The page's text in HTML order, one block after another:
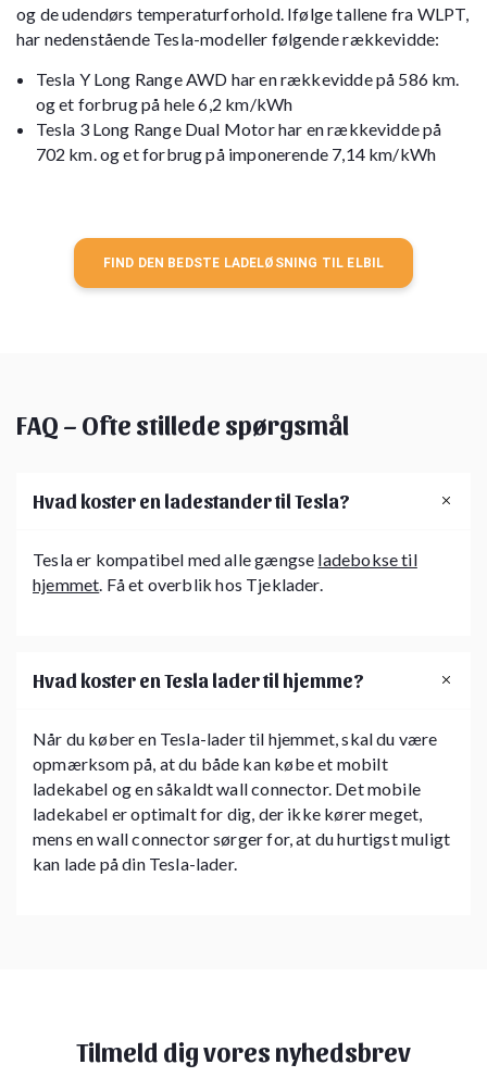
og de udendørs temperaturforhold. Ifølge tallene fra WLPT,
har nedenstående Tesla-modeller følgende rækkevidde:
Tesla Y Long Range AWD har en rækkevidde på 586 km.
og et forbrug på hele 6,2 km/kWh
Tesla 3 Long Range Dual Motor har en rækkevidde på
702 km. og et forbrug på imponerende 7,14 km/kWh
FIND DEN BEDSTE LADELØSNING TIL ELBIL
FAQ – Ofte stillede spørgsmål
Hvad koster en ladestander til Tesla?
Tesla er kompatibel med alle gængse ladebokse til
hjemmet . Få et overblik hos Tjeklader.
Hvad koster en Tesla lader til hjemme?
Når du køber en Tesla-lader til hjemmet, skal du være
opmærksom på, at du både kan købe et mobilt
ladekabel og en såkaldt wall connector. Det mobile
ladekabel er optimalt for dig, der ikke kører meget,
mens en wall connector sørger for, at du hurtigst muligt
kan lade på din Tesla-lader.
Tilmeld dig vores nyhedsbrev